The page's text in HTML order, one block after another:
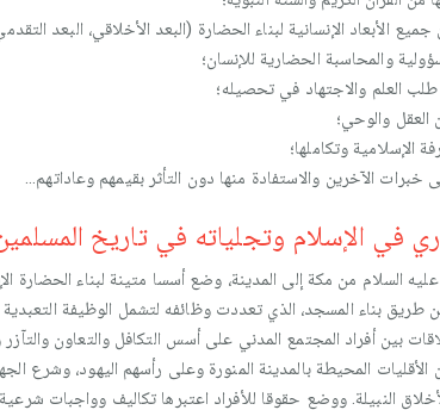
جميع الأبعاد الإنسانية لبناء الحضارة (البعد الأخلاقي، البعد
والمحاسبة الحضارية للإنسان؛
العلم والاجتهاد في تحصيله؛
العقل والوحي؛
الإسلامية وتكاملها؛
خبرات الآخرين والاستفادة منها دون التأثر بقيمهم وعاداتهم…
في الإسلام وتجلياته في تاريخ
السلام من مكة إلى المدينة، وضع أسسا متينة لبناء الحضارة
بناء المسجد، الذي تعددت وظائفه لتشمل الوظيفة التعبدية
بين أفراد المجتمع المدني على أسس التكافل والتعاون
الأقليات المحيطة بالمدينة المنورة وعلى رأسهم اليهود، وشرع
النبيلة. ووضع حقوقا للأفراد اعتبرها تكاليف وواجبات